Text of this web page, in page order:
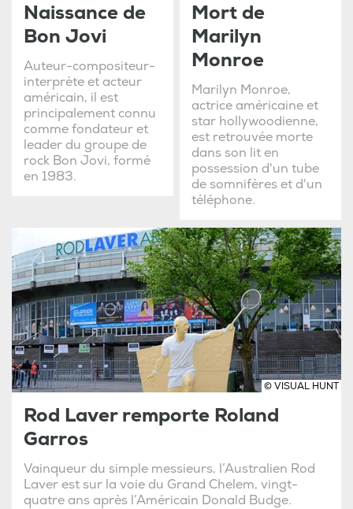
Naissance de
Bon Jovi
Auteur-compositeur-
interprète et acteur
américain, il est
principalement connu
comme fondateur et
leader du groupe de
rock Bon Jovi, formé
en 1983.
Mort de
Marilyn
Monroe
Marilyn Monroe,
actrice américaine et
star hollywoodienne,
est retrouvée morte
dans son lit en
possession d'un tube
de somnifères et d'un
téléphone.
© VISUAL HUNT
Rod Laver remporte Roland
Garros
Vainqueur du simple messieurs, l’Australien Rod
Laver est sur la voie du Grand Chelem, vingt-
quatre ans après l’Américain Donald Budge.